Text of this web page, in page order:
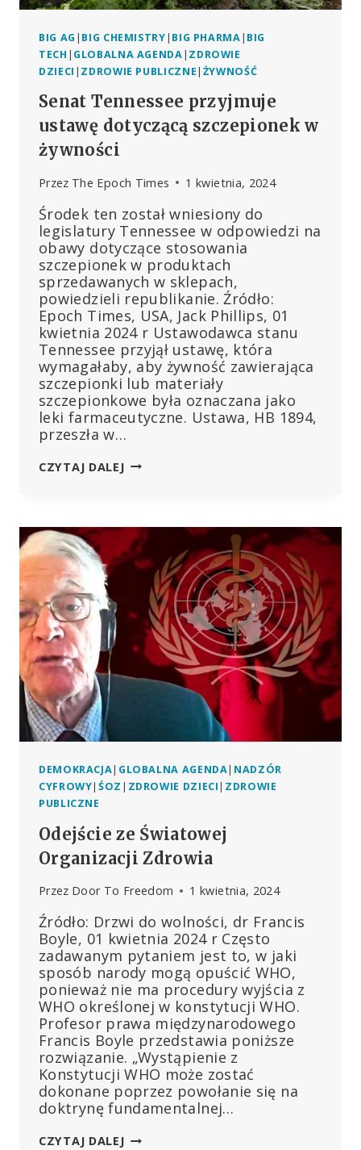
BIG AG | BIG CHEMISTRY| BIG PHARMA| BIG
TECH | GLOBALNA AGENDA| ZDROWIE
DZIECI | ZDROWIE PUBLICZNE| ŻYWNOŚĆ
Senat Tennessee przyjmuje
ustawę dotyczącą szczepionek w
żywności
Przez The Epoch Times 1 kwietnia, 2024
Środek ten został wniesiony do
legislatury Tennessee w odpowiedzi na
obawy dotyczące stosowania
szczepionek w produktach
sprzedawanych w sklepach,
powiedzieli republikanie. Źródło:
Epoch Times, USA, Jack Phillips, 01
kwietnia 2024 r Ustawodawca stanu
Tennessee przyjął ustawę, która
wymagałaby, aby żywność zawierająca
szczepionki lub materiały
szczepionkowe była oznaczana jako
leki farmaceutyczne. Ustawa, HB 1894,
przeszła w…
CZYTAJ DALEJSENAT
DOTYCZĄCĄ
SZCZEPIONEK
W
ŻYWNOŚCI
DEMOKRACJA| GLOBALNA AGENDA| NADZÓR
CYFROWY|ŚOZ | ZDROWIE DZIECI| ZDROWIE
PUBLICZNE
Odejście ze Światowej
Organizacji Zdrowia
Przez Door To Freedom 1 kwietnia, 2024
Źródło: Drzwi do wolności, dr Francis
Boyle, 01 kwietnia 2024 r Często
zadawanym pytaniem jest to, w jaki
sposób narody mogą opuścić WHO,
ponieważ nie ma procedury wyjścia z
WHO określonej w konstytucji WHO.
Profesor prawa międzynarodowego
Francis Boyle przedstawia poniższe
rozwiązanie. „Wystąpienie z
Konstytucji WHO może zostać
dokonane poprzez powołanie się na
doktrynę fundamentalnej…
CZYTAJ DALEJODEJŚCIE